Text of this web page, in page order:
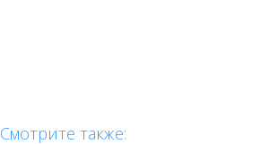
Смотрите также: